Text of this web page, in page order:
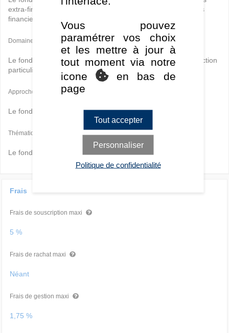
extra-financiers (ESG) sont
vis-à-vis des critères
financiers dans les choix d'investissement du gérant.
Domaines
Le fonds est un fonds ESG Globalsans domaine de prédilection
particulier.
Approches
Le fonds ne privilégie pas d'approche particulière.
Thématiques
Le fonds ne privilégie pas de thématique particulière.
Frais
Frais de souscription maxi
5 %
Frais de rachat maxi
Néant
Frais de gestion maxi
1,75 %
Vous pouvez
paramétrer vos choix
et les mettre à jour à
tout moment via notre
icone
en bas de
page
Tout accepter
Personnaliser
Politique de confidentialité